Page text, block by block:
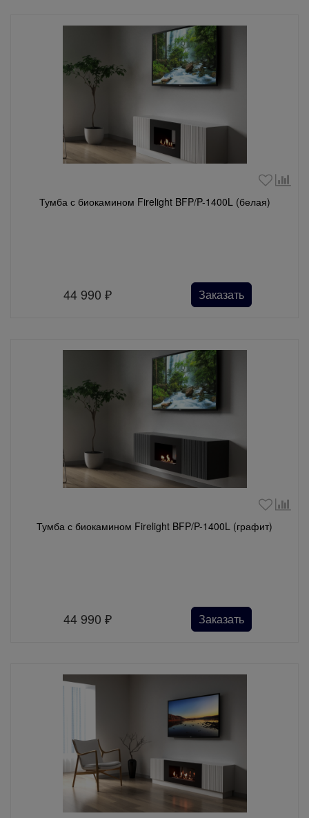
Тумба с биокамином Firelight BFP/P-1400L (белая)
44 990₽ Заказать
Тумба с биокамином Firelight BFP/P-1400L (графит)
44 990₽ Заказать